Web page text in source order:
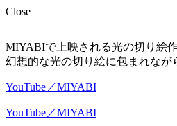
Close
MIYABIで上映される光の切り絵
幻想的な光の切り絵に包まれな
YouTube／MIYABI
YouTube／MIYABI